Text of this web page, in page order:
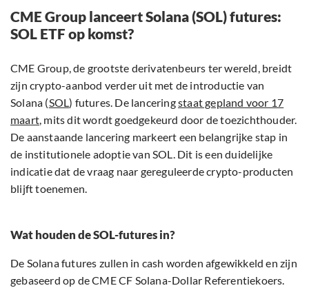
CME Group lanceert Solana (SOL) futures:
SOL ETF op komst?
CME Group, de grootste derivatenbeurs ter wereld, breidt
zijn crypto-aanbod verder uit met de introductie van
Solana (SOL) futures. De lanceringstaat gepland voor 17
maart, mits dit wordt goedgekeurd door de toezichthouder.
De aanstaande lancering markeert een belangrijke stap in
de institutionele adoptie van SOL. Dit is een duidelijke
indicatie dat de vraag naar gereguleerde crypto-producten
blijft toenemen.
Wat houden de SOL-futures in?
De Solana futures zullen in cash worden afgewikkeld en zijn
gebaseerd op de CME CF Solana-Dollar Referentiekoers.